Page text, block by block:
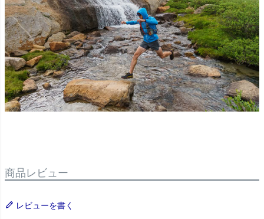
商品レビュー
レビューを書く